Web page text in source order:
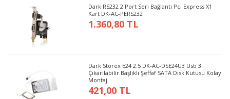
Dark RS232 2 Port Seri Bağlantı Pci Express X1
Kart DK-AC-PERS232
1.360,80 TL
Dark Storex E24 2.5 DK-AC-DSE24U3 Usb 3
Çıkarılabilir Başlıklı Şeffaf SATA Disk Kutusu Kolay
Montaj
421,00 TL